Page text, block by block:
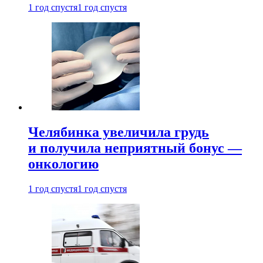
1 год спустя1 год спустя
Челябинка увеличила грудь
и получила неприятный бонус —
онкологию
1 год спустя1 год спустя